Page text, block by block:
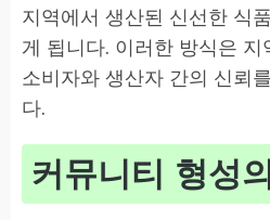
지역에서 생산된 신선한 식
게 됩니다. 이러한 방식은
소비자와 생산자 간의 신뢰
다.
커뮤니티 형성